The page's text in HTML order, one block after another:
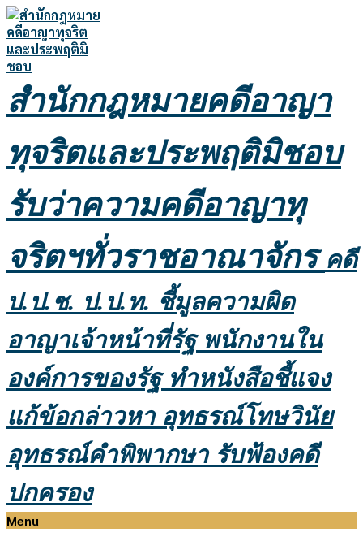
Skip
to
content
สำนักกฎหมายคดีอาญา
ทุจริตและประพฤติมิชอบ
รับว่าความคดีอาญาทุ
จริตฯทั่วราชอาณาจักรคดี
ป.ป.ช. ป.ป.ท. ชี้มูลความผิด
อาญาเจ้าหน้าที่รัฐ พนักงานใน
องค์การของรัฐทำหนังสือชี้แจง
แก้ข้อกล่าวหา อุทธรณ์โทษวินัย
อุทธรณ์คำพิพากษา รับฟ้องคดี
ปกครอง
Primary
Menu